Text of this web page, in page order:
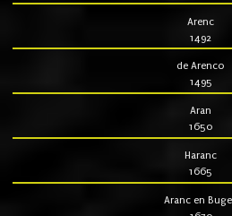
Arenc
1492
de Arenco
1495
Aran
1650
Haranc
1665
Aranc en